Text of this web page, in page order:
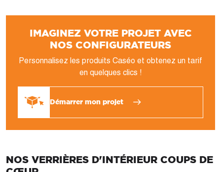
IMAGINEZ VOTRE PROJET AVEC
NOS CONFIGURATEURS
Personnalisez les produits Caséo et obtenez un tarif
en quelques clics !
Démarrer mon projet
NOS VERRIÈRES D'INTÉRIEUR COUPS DE